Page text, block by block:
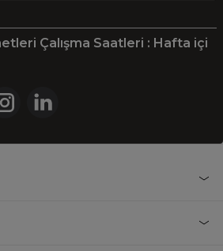
Çalışma Saatleri : Hafta içi